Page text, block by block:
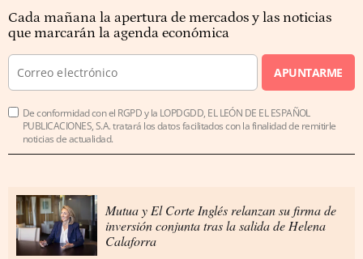
Cada mañana la apertura de mercados y las noticias
que marcarán la agenda económica
APUNTARME
De conformidad con el RGPD y la LOPDGDD, EL LEÓN DE EL ESPAÑOL
PUBLICACIONES, S.A. tratará los datos facilitados con la finalidad de remitirle
noticias de actualidad.
Mutua y El Corte Inglés relanzan su firma de
inversión conjunta tras la salida de Helena
Calaforra